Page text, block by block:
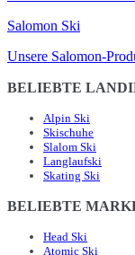
Salomon Ski
Unsere Salomon-
BELIEBTE
Alpin Ski
Skischuhe
Slalom Ski
Langlaufski
Skating Ski
BELIEBTE
Head Ski
Atomic Ski